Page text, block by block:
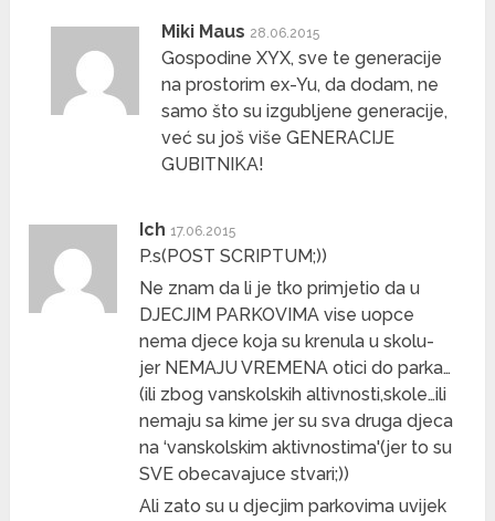
Miki Maus 28.06.2015
Gospodine XYX, sve te generacije
na prostorim ex-Yu, da dodam, ne
samo što su izgubljene generacije,
već su još više GENERACIJE
GUBITNIKA!
Ich 17.06.2015
P.s(POST SCRIPTUM;))
Ne znam da li je tko primjetio da u
DJECJIM PARKOVIMA vise uopce
nema djece koja su krenula u skolu-
jer NEMAJU VREMENA otici do parka…
(ili zbog vanskolskih altivnosti,skole…ili
nemaju sa kime jer su sva druga djeca
na ‘vanskolskim aktivnostima'(jer to su
SVE obecavajuce stvari;))
Ali zato su u djecjim parkovima uvijek